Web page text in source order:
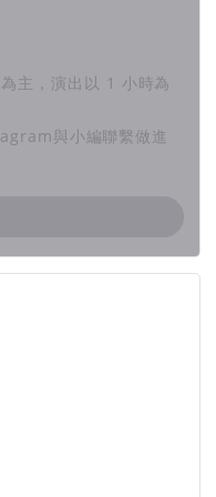
背景、不同靈魂的新銳作
過相異的原生語言，經過
破傳統印象的樂句，開啟
程。
的演出，為員工呈現
升團隊凝聚力，並展現企
（Social），我們盡全力
察與感受能夠播下芽苗的
主，演出以 1 小時為
與小編聯繫做進